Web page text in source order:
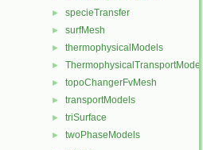
► specieTransfer
► surfMesh
► thermophysicalModels
► ThermophysicalTransportModels
► topoChangerFvMesh
► transportModels
► triSurface
► twoPhaseModels